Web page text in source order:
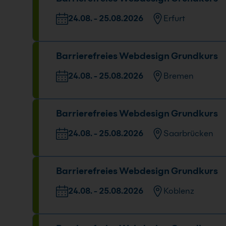
24.08. - 25.08.2026
09:00 - 16:00 Uhr
24.08. - 25.08.2026 Erfurt
Veranstaltungsort
Maximilian-Welsch-Straße 2A, 99084 Erfurt
Barrierefreies Webdesign Grundkurs
24.08. - 25.08.2026 Bremen
Veranstaltungsort
Mary-Somerville-Straße 12, 28359 Bremen
Barrierefreies Webdesign Grundkurs
24.08. - 25.08.2026 Saarbrücken
Veranstaltungsort
Nell-Breuning-Allee 8, 66115 Saarbrücken
Barrierefreies Webdesign Grundkurs
24.08. - 25.08.2026 Koblenz
Veranstaltungsort